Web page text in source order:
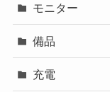
モニター
備品
充電